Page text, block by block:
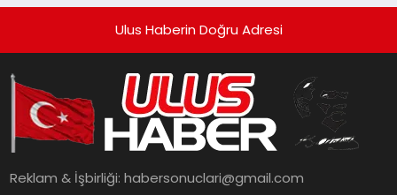
Ulus Haberin Doğru Adresi
Reklam & İşbirliği:habersonuclari@gmail.com